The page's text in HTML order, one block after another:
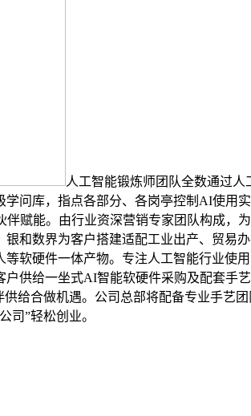
人工智能锻炼师团队全数通过
问库，指点各部分、各岗亭控制AI使用
赋能。由行业资深营销专家团队构成，
和数界为客户搭建适配工业出产、贸易
软硬件一体产物。专注人工智能行业使
供给一坐式AI智能软硬件采购及配套手
给合做机遇。公司总部将配备专业手艺
司”轻松创业。